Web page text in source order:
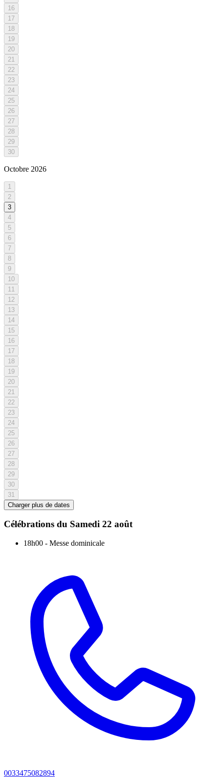
16
17
18
19
20
21
22
23
24
25
26
27
28
29
30
Octobre 2026
1
2
3
4
5
6
7
8
9
10
11
12
13
14
15
16
17
18
19
20
21
22
23
24
25
26
27
28
29
30
31
Charger plus de dates
Célébrations du Samedi 22 août
18h00 - Messe dominicale
0033475082894